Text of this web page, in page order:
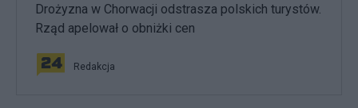
Drożyzna w Chorwacji odstrasza polskich turystów.
Rząd apelował o obniżki cen
Redakcja